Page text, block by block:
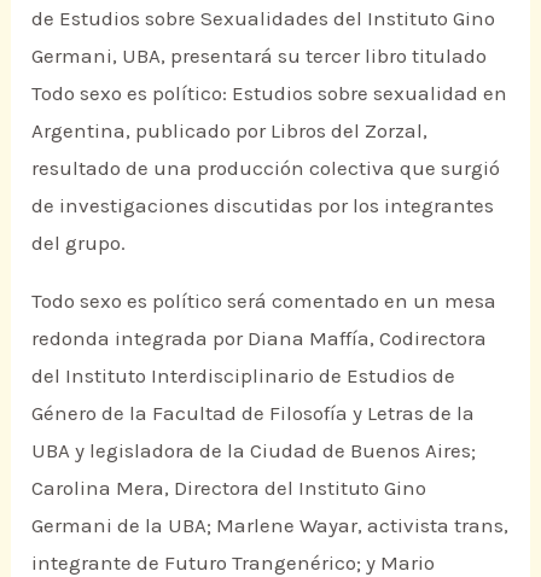
de Estudios sobre Sexualidades del Instituto Gino
Germani, UBA, presentará su tercer libro titulado
Todo sexo es político: Estudios sobre sexualidad en
Argentina, publicado por Libros del Zorzal,
resultado de una producción colectiva que surgió
de investigaciones discutidas por los integrantes
del grupo.
Todo sexo es político será comentado en un mesa
redonda integrada por Diana Maffía, Codirectora
del Instituto Interdisciplinario de Estudios de
Género de la Facultad de Filosofía y Letras de la
UBA y legisladora de la Ciudad de Buenos Aires;
Carolina Mera, Directora del Instituto Gino
Germani de la UBA; Marlene Wayar, activista trans,
integrante de Futuro Trangenérico; y Mario